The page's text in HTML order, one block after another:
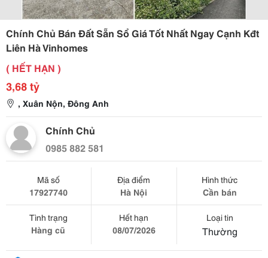
Chính Chủ Bán Đất Sẵn Sổ Giá Tốt Nhất Ngay Cạnh Kđt
Liên Hà Vinhomes
( HẾT HẠN )
3,68 tỷ
, Xuân Nộn, Đông Anh
Chính Chủ
0985 882 581
Mã số
17927740
Địa điểm
Hà Nội
Hình thức
Cần bán
Tình trạng
Hàng cũ
Hết hạn
08/07/2026
Loại tin
Thường